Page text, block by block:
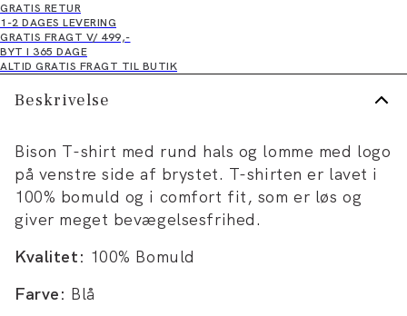
GRATIS RETUR
1-2 DAGES LEVERING
GRATIS FRAGT V/ 499,-
BYT I 365 DAGE
ALTID GRATIS FRAGT TIL BUTIK
Beskrivelse
Bison T-shirt med rund hals og lomme med logo
på venstre side af brystet. T-shirten er lavet i
100% bomuld og i comfort fit, som er løs og
giver meget bevægelsesfrihed.
Kvalitet: 100% Bomuld
Farve: Blå